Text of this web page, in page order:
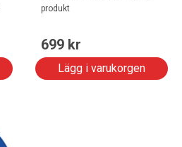
produkt
699 kr
Lägg i varukorgen